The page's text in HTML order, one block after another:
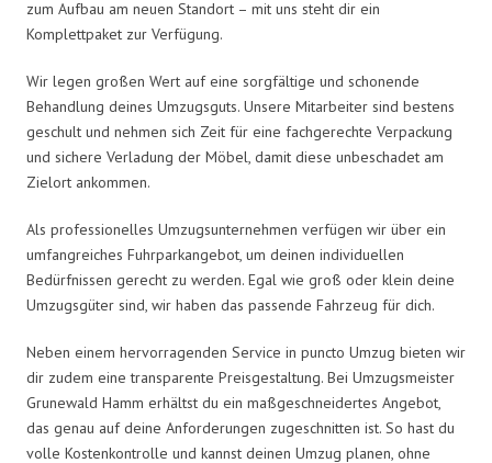
zum Aufbau am neuen Standort – mit uns steht dir ein
Komplettpaket zur Verfügung.
Wir legen großen Wert auf eine sorgfältige und schonende
Behandlung deines Umzugsguts. Unsere Mitarbeiter sind bestens
geschult und nehmen sich Zeit für eine fachgerechte Verpackung
und sichere Verladung der Möbel, damit diese unbeschadet am
Zielort ankommen.
Als professionelles Umzugsunternehmen verfügen wir über ein
umfangreiches Fuhrparkangebot, um deinen individuellen
Bedürfnissen gerecht zu werden. Egal wie groß oder klein deine
Umzugsgüter sind, wir haben das passende Fahrzeug für dich.
Neben einem hervorragenden Service in puncto Umzug bieten wir
dir zudem eine transparente Preisgestaltung. Bei Umzugsmeister
Grunewald Hamm erhältst du ein maßgeschneidertes Angebot,
das genau auf deine Anforderungen zugeschnitten ist. So hast du
volle Kostenkontrolle und kannst deinen Umzug planen, ohne